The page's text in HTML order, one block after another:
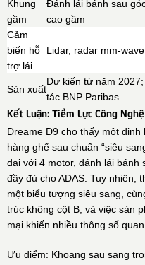
Khung
gầm
Đánh lái bánh sau
cao gầm
Cảm
biến hỗ
trợ lái
Lidar, radar mm-
Sản xuất
Dự kiến từ năm
tác BNP Paribas
Kết Luận: Tiềm Lực Công
Dreame D9 cho thấy một
hàng ghế sau chuẩn “siêu
đại với 4 motor, đánh lái bánh
đầy đủ cho ADAS. Tuy nhiên,
một biểu tượng siêu sang,
trúc không cột B, và việc sản
mại khiến nhiều thông số
Ưu điểm: Khoang sau sang